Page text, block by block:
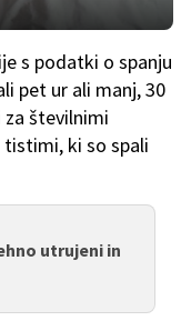
s podatki o spanju
pet ur ali manj, 30
številnimi
ki so spali
utrujeni in